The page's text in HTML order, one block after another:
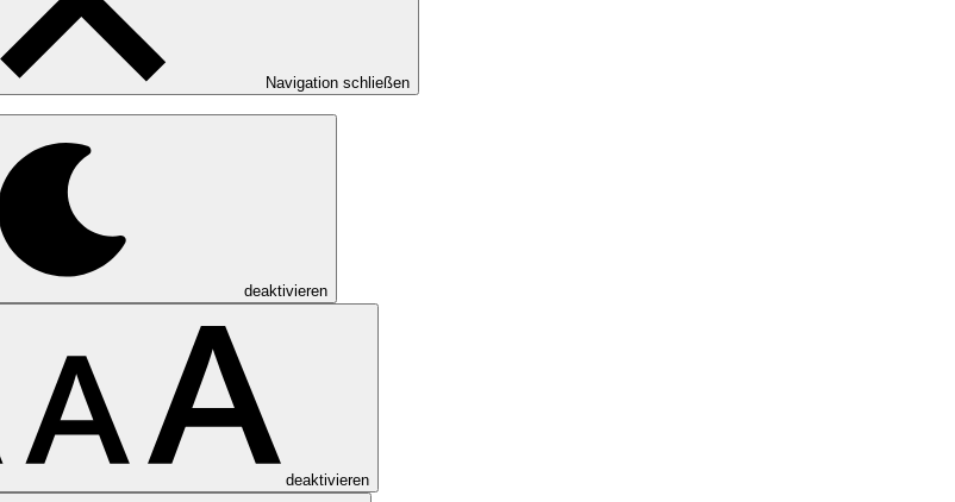
Navigation schließen
deaktivieren
deaktivieren